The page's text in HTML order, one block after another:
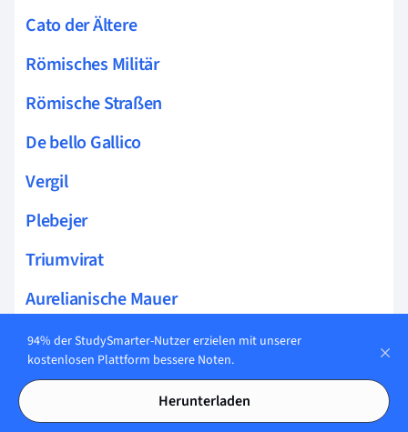
Cato der Ältere
Römisches Militär
Römische Straßen
De bello Gallico
Vergil
Plebejer
Triumvirat
Aurelianische Mauer
Argonautica
Proletariat
Römische Gesellschaft
94% der StudySmarter-Nutzer erzielen mit unserer
kostenlosen Plattform bessere Noten.
Herunterladen